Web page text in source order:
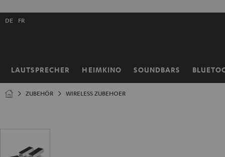
LAUTSPRECHER HEIMKINO SOUNDBARS
Shopsprache
DE FR
Startseite
ZUBEHÖR WIRELESS ZUBEHOER